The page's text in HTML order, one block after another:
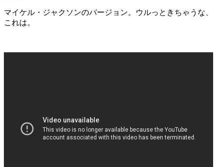
マイケル・ジャクソンのバージョン。ウルっときちゃうな、
これは。